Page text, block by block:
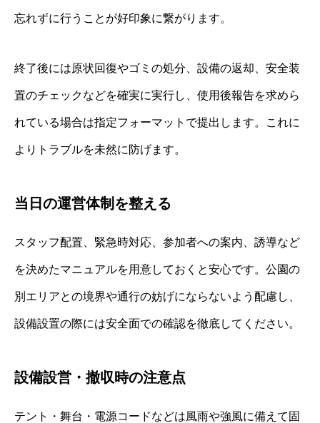
忘れずに行うことが好印象に繋がります。
終了後には原状回復やゴミの処分、設備の返却、安全装
置のチェックなどを確実に実行し、使用後報告を求めら
れている場合は指定フォーマットで提出します。これに
よりトラブルを未然に防げます。
当日の運営体制を整える
スタッフ配置、緊急時対応、参加者への案内、誘導など
を決めたマニュアルを用意しておくと安心です。公園の
別エリアとの境界や通行の妨げにならないよう配慮し、
設備設置の際には安全面での確認を徹底してください。
設備設営・撤収時の注意点
テント・舞台・電源コードなどは風雨や強風に備えて固